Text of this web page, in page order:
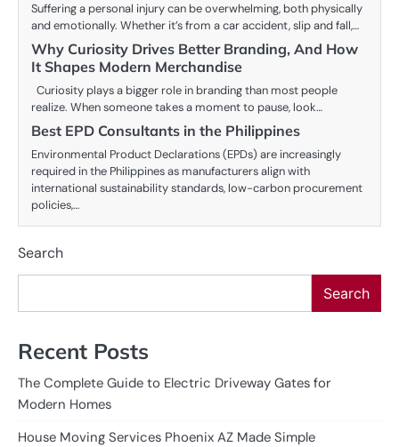
Suffering a personal injury can be overwhelming, both physically
and emotionally. Whether it’s from a car accident, slip and fall,…
Why Curiosity Drives Better Branding, And How
It Shapes Modern Merchandise
Curiosity plays a bigger role in branding than most people
realize. When someone takes a moment to pause, look…
Best EPD Consultants in the Philippines
Environmental Product Declarations (EPDs) are increasingly
required in the Philippines as manufacturers align with
international sustainability standards, low-carbon procurement
policies,…
Search
Search
Recent Posts
The Complete Guide to Electric Driveway Gates for
Modern Homes
House Moving Services Phoenix AZ Made Simple